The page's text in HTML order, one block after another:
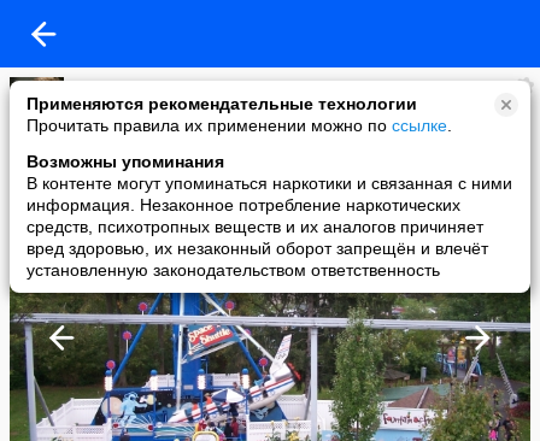
Применяются рекомендательные технологии
Прочитать правила их применении можно по ссылке
Возможны упоминания
В контенте могут упоминаться наркотики и связанная с ними
информация. Незаконное потребление наркотических
средств, психотропных веществ и их аналогов причиняет
вред здоровью, их незаконный оборот запрещён и влечёт
установленную законодательством ответственность
Владимир Рещиковец
added a photo
20 Oct в 00:20